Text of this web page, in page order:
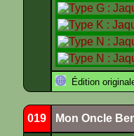
Édition
019 Mon Oncle